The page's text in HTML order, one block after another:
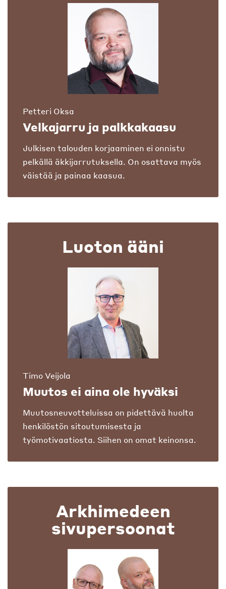
Petteri Oksa
Velkajarru ja palkkakaasu
Julkisen talouden korjaaminen ei onnistu
pelkällä äkkijarrutuksella. On osattava myös
väistää ja painaa kaasua.
Luoton ääni
Timo Veijola
Muutos ei aina ole hyväksi
Muutosneuvotteluissa on pidettävä huolta
henkilöstön sitoutumisesta ja
työmotivaatiosta. Siihen on omat keinonsa.
Arkhimedeen
sivupersoonat